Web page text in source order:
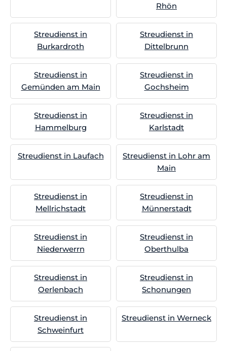
Rhön
Streudienst in
Burkardroth
Streudienst in
Dittelbrunn
Streudienst in
Gemünden am Main
Streudienst in
Gochsheim
Streudienst in
Hammelburg
Streudienst in
Karlstadt
Streudienst in Laufach
Streudienst in Lohr am
Main
Streudienst in
Mellrichstadt
Streudienst in
Münnerstadt
Streudienst in
Niederwerrn
Streudienst in
Oberthulba
Streudienst in
Oerlenbach
Streudienst in
Schonungen
Streudienst in
Schweinfurt
Streudienst in Werneck